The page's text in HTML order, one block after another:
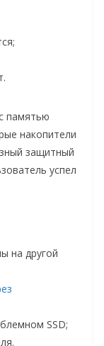
памятью
накопители
защитный
успел
на другой
SSD;